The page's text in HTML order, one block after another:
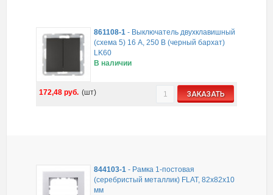
861108-1- Выключатель двухклавишный
(схема 5) 16 A, 250 B (черный бархат)
LK60
В наличии
172,48 руб. (шт) ЗАКАЗАТЬ
844103-1- Рамка 1-постовая
(серебристый металлик) FLAT, 82х82х10
мм